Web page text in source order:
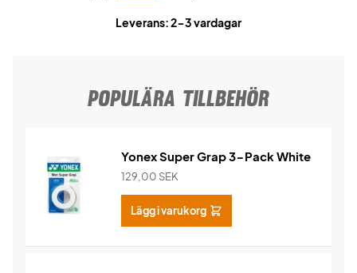
Leverans: 2-3 vardagar
POPULÄRA TILLBEHÖR
Yonex Super Grap 3-Pack White
129,00 SEK
Lägg i varukorg